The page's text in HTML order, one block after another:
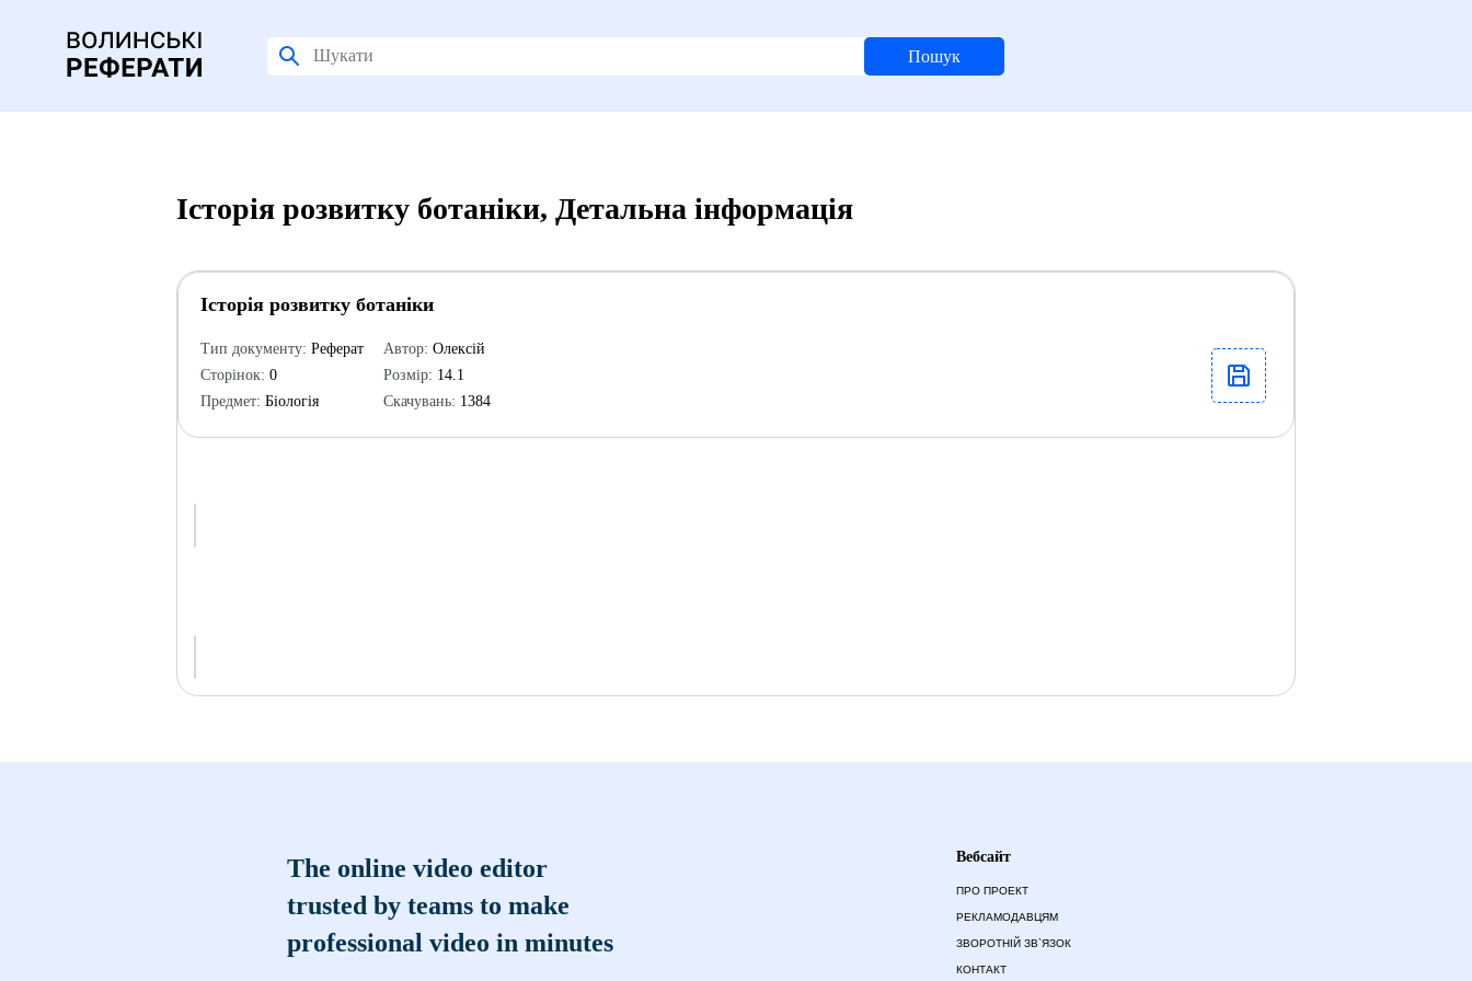
Пошук
Історія розвитку ботаніки, Детальна інформація
Історія розвитку ботаніки
Тип документу: Реферат
Сторінок: 0
Предмет: Біологія
Автор: Олексій
Розмір: 14.1
Скачувань: 1384
The online video editor
trusted by teams to make
professional video in minutes
Вебсайт
ПРО ПРОЕКТ
РЕКЛАМОДАВЦЯМ
ЗВОРОТНІЙ ЗВ`ЯЗОК
КОНТАКТ